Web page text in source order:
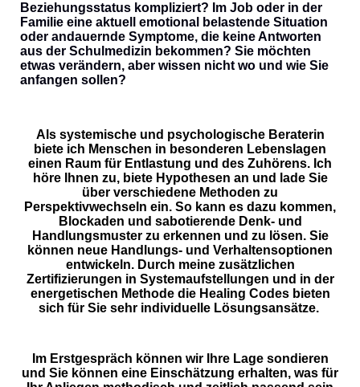
Beziehungsstatus kompliziert? Im Job oder in der
Familie eine aktuell emotional belastende Situation
oder andauernde Symptome, die keine Antworten
aus der Schulmedizin bekommen? Sie möchten
etwas verändern, aber wissen nicht wo und wie Sie
anfangen sollen?
Als systemische und psychologische Beraterin
biete ich Menschen in besonderen Lebenslagen
einen Raum für Entlastung und des Zuhörens. Ich
höre Ihnen zu, biete Hypothesen an und lade Sie
über verschiedene Methoden zu
Perspektivwechseln ein. So kann es dazu kommen,
Blockaden und sabotierende Denk- und
Handlungsmuster zu erkennen und zu lösen. Sie
können neue Handlungs- und Verhaltensoptionen
entwickeln. Durch meine zusätzlichen
Zertifizierungen in Systemaufstellungen und in der
energetischen Methode die Healing Codes bieten
sich für Sie sehr individuelle Lösungsansätze.
Im Erstgespräch können wir Ihre Lage sondieren
und Sie können eine Einschätzung erhalten, was für